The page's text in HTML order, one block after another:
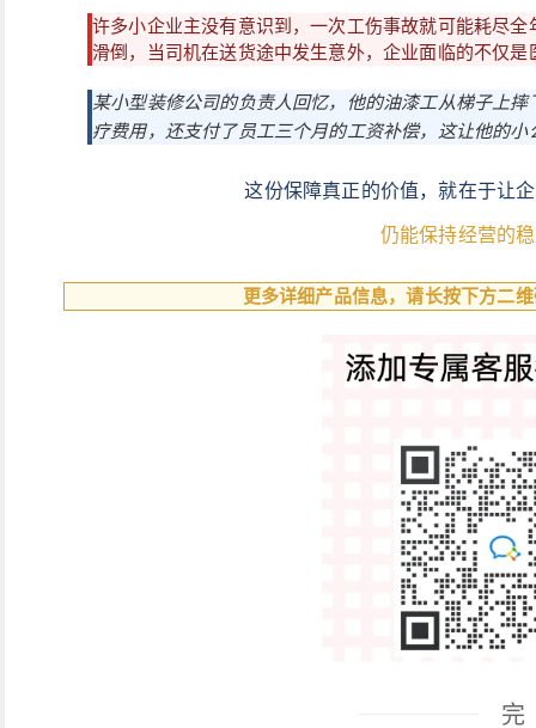
许多小企业主没有意识到，一次工伤事故就可能耗尽
滑倒，当司机在送货途中发生意外，企业面临的不仅
某小型装修公司的负责人回忆，他的油漆工从梯子上
疗费用，还支付了员工三个月的工资补偿，这让他的
这份保障真正的价值，就在于让
仍能保持经营的
更多详细产品信息，请长按下方二
完